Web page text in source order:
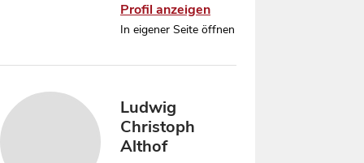
Profil anzeigen
In eigener Seite öffnen
Ludwig
Christoph
Althof